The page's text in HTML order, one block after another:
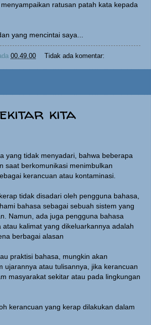
ratusan patah kata kepada
yang mencintai saya...
00.49.00 Tidak ada komentar:
kita
yang tidak menyadari, bahwa beberapa
saat berkomunikasi menimbulkan
kerancuan atau kontaminasi.
tidak disadari oleh pengguna bahasa,
bahasa sebagai sebuah sistem yang
Namun, ada juga pengguna bahasa
kalimat yang dikeluarkannya adalah
berbagai alasan
praktisi bahasa, mungkin akan
ujarannya atau tulisannya, jika kerancuan
masyarakat sekitar atau pada lingkungan
kerancuan yang kerap dilakukan dalam